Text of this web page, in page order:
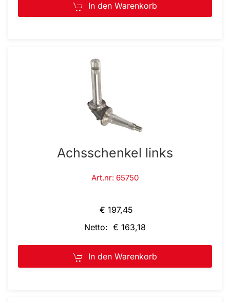
In den Warenkorb
Achsschenkel links
Art.nr: 65750
€ 197,45
Netto: € 163,18
In den Warenkorb